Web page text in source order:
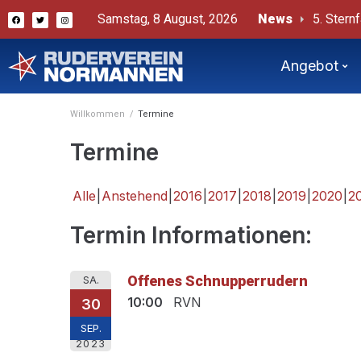
Samstag, 8 August, 2026 News 5.
#
Bericht
Angebot
Willkommen / Termine
Termine
Alle Anstehend 2016 2017 2018 2019 2020
Termin Informationen:
SA.
30
SEP.
2023
Offenes Schnupperrudern
10:00 RVN